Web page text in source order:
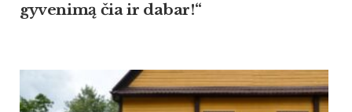
gy­ve­nimą čia ir da­bar!“